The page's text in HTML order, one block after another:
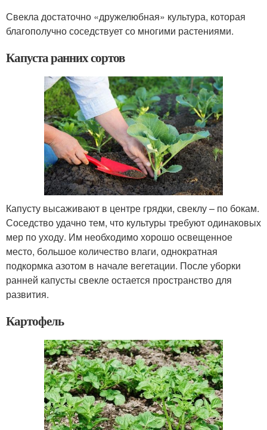
Свекла достаточно «дружелюбная» культура, которая
благополучно соседствует со многими растениями.
Капуста ранних сортов
Капусту высаживают в центре грядки, свеклу – по бокам.
Соседство удачно тем, что культуры требуют одинаковых
мер по уходу. Им необходимо хорошо освещенное
место, большое количество влаги, однократная
подкормка азотом в начале вегетации. После уборки
ранней капусты свекле остается пространство для
развития.
Картофель